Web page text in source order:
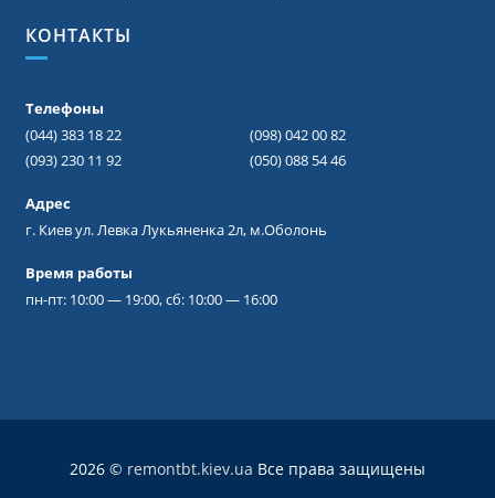
КОНТАКТЫ
Телефоны
(044) 383 18 22
(098) 042 00 82
(093) 230 11 92
(050) 088 54 46
Адрес
г. Киев ул. Левка Лукьяненка 2л, м.Оболонь
Время работы
пн-пт: 10:00 — 19:00, сб: 10:00 — 16:00
2026 © remontbt.kiev.ua Все права защищены